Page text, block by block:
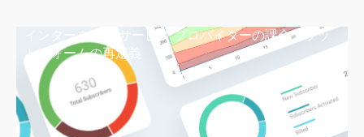
インターネット サービス プロバイダーの課金プラッ
トフォームの再定義